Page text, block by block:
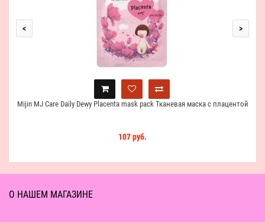
Mijin MJ Care Daily Dewy Placenta mask pack Тканевая маска с плацентой
107 руб.
< >
О НАШЕМ МАГАЗИНЕ